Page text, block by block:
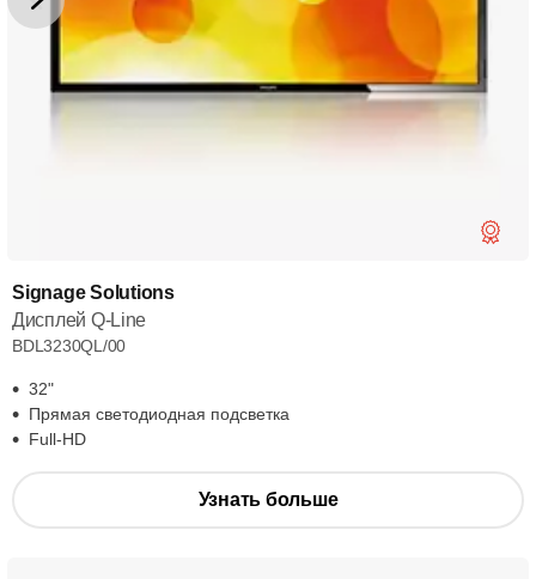
Signage Solutions
Дисплей Q-Line
BDL3230QL/00
32"
Прямая светодиодная подсветка
Full-HD
Узнать больше